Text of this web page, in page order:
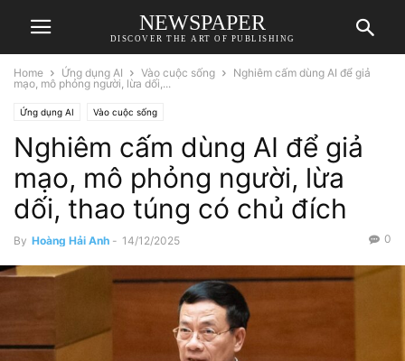
NEWSPAPER
DISCOVER THE ART OF PUBLISHING
Home Ứng dụng AI Vào cuộc sống
Nghiêm cấm dùng AI để giả
mạo, mô phỏng người, lừa dối,...
Ứng dụng AI Vào cuộc sống
Nghiêm cấm dùng AI để giả
mạo, mô phỏng người, lừa
dối, thao túng có chủ đích
By Hoàng Hải Anh - 14/12/2025 0